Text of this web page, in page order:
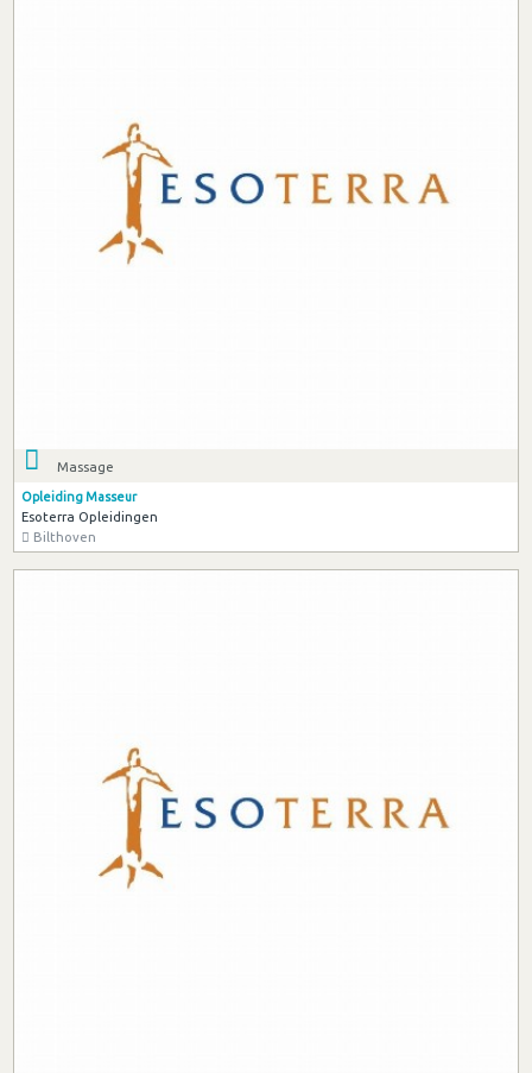
Massage
Opleiding Masseur
Esoterra Opleidingen
Bilthoven